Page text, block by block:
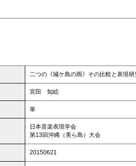
二つの《城ケ島の雨》その比較と表現
宮田 知絵
単
日本音楽表現学会
第13回沖縄（美ら島）大会
20150621